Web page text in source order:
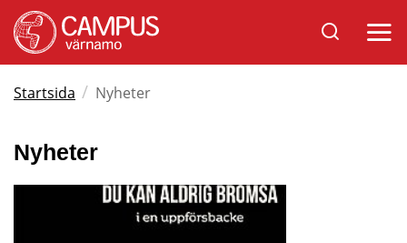
Sök
på
Varnamo.se
Öppna
Startsida / Nyheter
Nyheter